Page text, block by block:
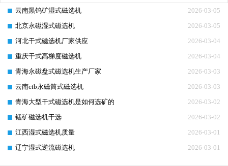
2026-03-05
云南黑钨矿湿式磁选机
2026-03-05
北京永磁湿式磁选机
2026-03-04
河北干式磁选机厂家供应
2026-03-04
重庆干式高梯度磁选机
2026-03-03
青海永磁盘式磁选机生产厂家
2026-03-03
云南ctb永磁筒式磁选机
2026-03-02
青海大型干式磁选机是如何选矿的
2026-03-02
锰矿磁选机干选
2026-03-01
江西湿式磁选机质量
2026-03-01
辽宁湿式逆流磁选机